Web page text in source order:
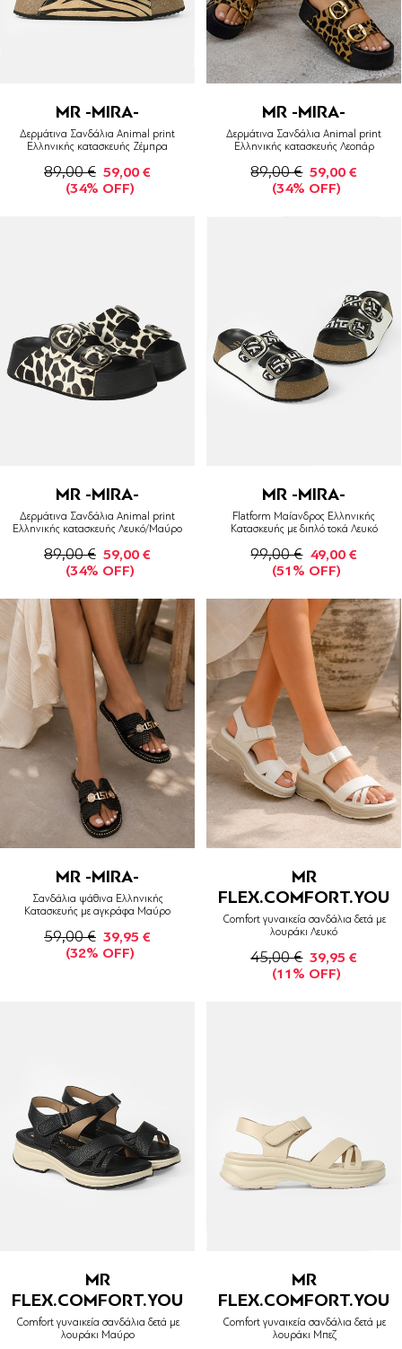
MR -MIRA-
Δερμάτινα Σανδάλια Animal print
Ελληνικής κατασκευής Ζέμπρα
89,00 € 59,00 €
(34% OFF)
MR -MIRA-
Δερμάτινα Σανδάλια Animal print
Ελληνικής κατασκευής Λεοπάρ
89,00 € 59,00 €
(34% OFF)
MR -MIRA-
Δερμάτινα Σανδάλια Animal print
Ελληνικής κατασκευής Λευκό/Μαύρο
89,00 € 59,00 €
(34% OFF)
MR -MIRA-
Flatform Μαίανδρος Ελληνικής
Κατασκευής με διπλό τοκά Λευκό
99,00 € 49,00 €
(51% OFF)
MR -MIRA-
Σανδάλια ψάθινα Ελληνικής
Κατασκευής με αγκράφα Μαύρο
59,00 € 39,95 €
(32% OFF)
MR
FLEX.COMFORT.YOU
Comfort γυναικεία σανδάλια δετά με
λουράκι Λευκό
45,00 € 39,95 €
(11% OFF)
MR
FLEX.COMFORT.YOU
Comfort γυναικεία σανδάλια δετά με
λουράκι Μαύρο
MR
FLEX.COMFORT.YOU
Comfort γυναικεία σανδάλια δετά με
λουράκι Μπεζ